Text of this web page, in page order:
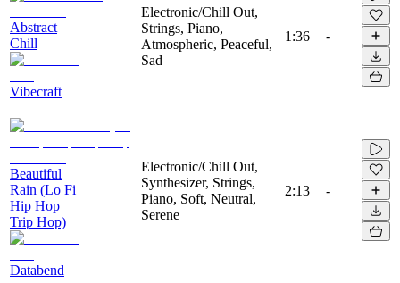
Abstract
Chill
Vibecraft
Electronic/Chill Out,
Strings, Piano,
Atmospheric, Peaceful,
Sad
1:36 -
Beautiful
Rain (Lo Fi
Hip Hop
Trip Hop)
Databend
Electronic/Chill Out,
Synthesizer, Strings,
Piano, Soft, Neutral,
Serene
2:13 -